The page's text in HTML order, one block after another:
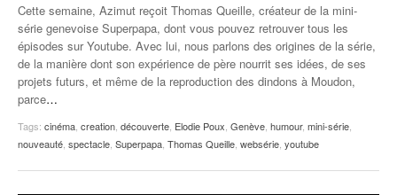
Cette semaine, Azimut reçoit Thomas Queille, créateur de la mini-
série genevoise Superpapa, dont vous pouvez retrouver tous les
épisodes sur Youtube. Avec lui, nous parlons des origines de la série,
de la manière dont son expérience de père nourrit ses idées, de ses
projets futurs, et même de la reproduction des dindons à Moudon,
parce…
Tags: cinéma creation découverte Elodie Poux Genève humour, mini-série
nouveauté spectacle Superpapa Thomas Queille websérie youtube